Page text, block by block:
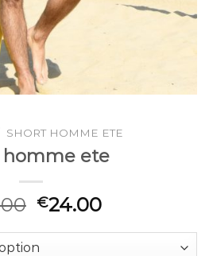
SHORT HOMME ETE
ete
€24.00